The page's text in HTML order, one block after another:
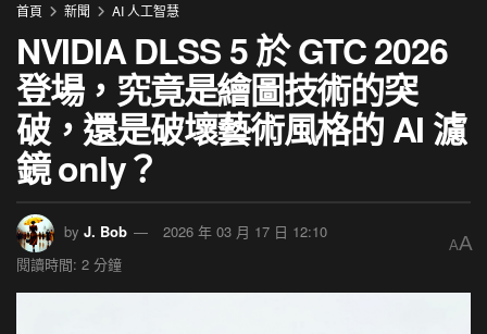
首頁 新聞 AI 人工智慧
NVIDIA DLSS 5 於 GTC 2026
登場，究竟是繪圖技術的突
破，還是破壞藝術風格的 AI 濾
鏡 only？
by J. Bob
2026 年 03 月 17 日 12:10
閱讀時間: 2 分鐘
AA